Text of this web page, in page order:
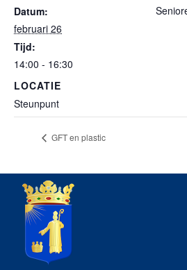
Datum:
februari 26
Tijd:
14:00 - 16:30
LOCATIE
Steunpunt
GFT en plastic